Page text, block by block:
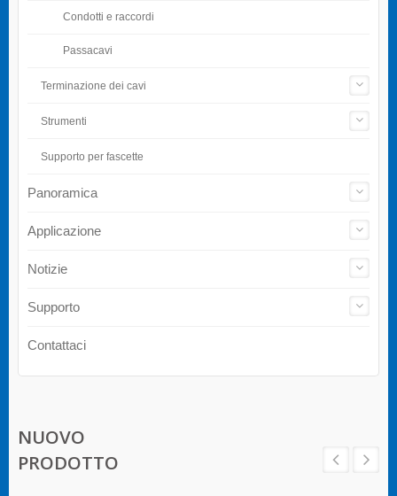
Condotti e raccordi
Passacavi
Terminazione dei cavi
Strumenti
Supporto per fascette
Panoramica
Applicazione
Notizie
Supporto
Contattaci
NUOVO
PRODOTTO